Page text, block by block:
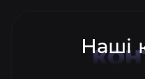
Наші